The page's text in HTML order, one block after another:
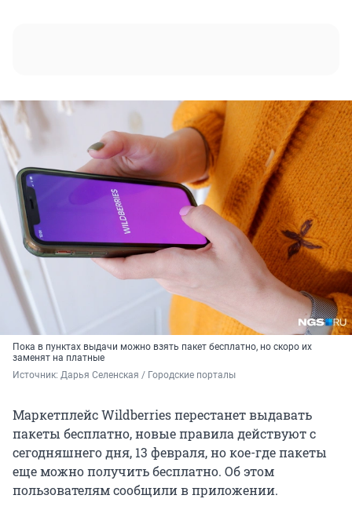
Пока в пунктах выдачи можно взять пакет бесплатно, но скоро их
заменят на платные
Источник: Дарья Селенская / Городские порталы
Маркетплейс Wildberries перестанет выдавать
пакеты бесплатно, новые правила действуют с
сегодняшнего дня, 13 февраля, но кое-где пакеты
еще можно получить бесплатно. Об этом
пользователям сообщили в приложении.